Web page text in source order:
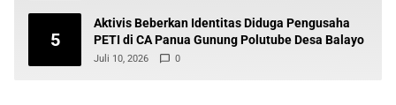
5
Aktivis Beberkan Identitas Diduga Pengusaha
PETI di CA Panua Gunung Polutube Desa Balayo
Juli 10, 2026 0